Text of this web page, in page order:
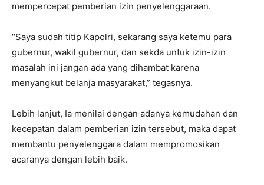
mempercepat pemberian izin penyelenggaraan.
“Saya sudah titip Kapolri, sekarang saya ketemu para
gubernur, wakil gubernur, dan sekda untuk izin-izin
masalah ini jangan ada yang dihambat karena
menyangkut belanja masyarakat,” tegasnya.
Lebih lanjut, Ia menilai dengan adanya kemudahan dan
kecepatan dalam pemberian izin tersebut, maka dapat
membantu penyelenggara dalam mempromosikan
acaranya dengan lebih baik.